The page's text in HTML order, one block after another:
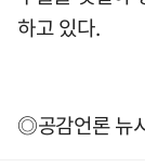
하고 있다.
◎공감언론 뉴